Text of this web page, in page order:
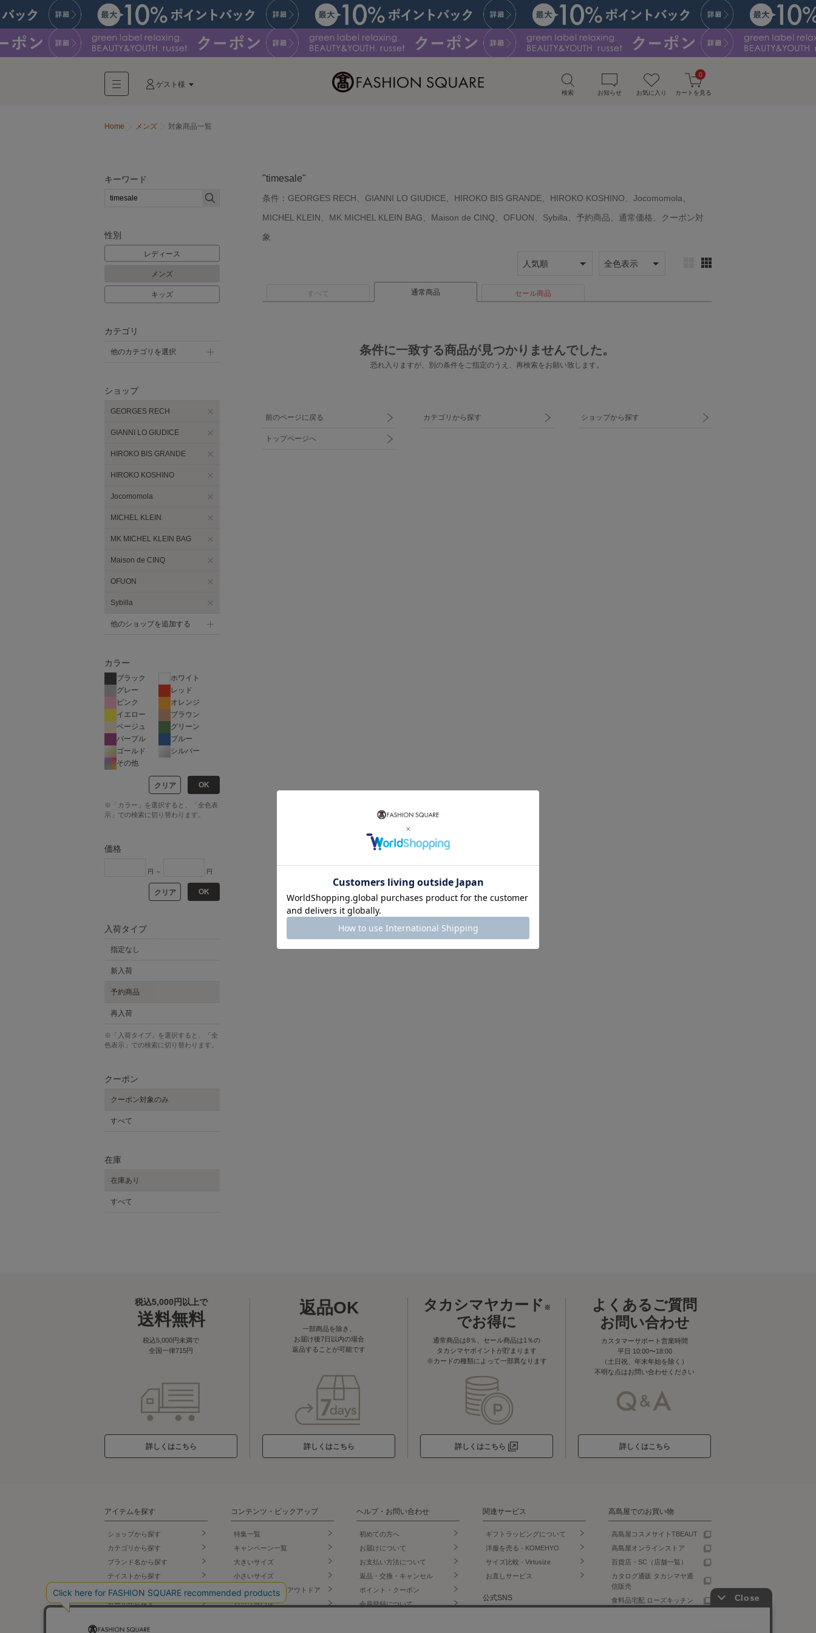
ゲスト様
検索 お知らせ お気に入り カートを見る
0
Home メンズ 対象商品一覧
"timesale"
条件： GEORGES RECH、GIANNI LO GIUDICE、HIROKO BIS GRANDE、HIROKO KOSHINO、Jocomomola、
MICHEL KLEIN、MK MICHEL KLEIN BAG、Maison de CINQ、OFUON、Sybilla、予約商品、通常価格、クーポン対
象
すべて 通常商品 セール商品
条件に一致する商品が見つかりませんでした。
恐れ入りますが、別の条件をご指定のうえ、 再検索をお願い致します。
前のページに戻る カテゴリから探す ショップから探す
トップページへ
キーワード
性別
レディース
メンズ
キッズ
カテゴリ
他のカテゴリを選択
ショップ
GEORGES RECH
GIANNI LO GIUDICE
HIROKO BIS GRANDE
HIROKO KOSHINO
Jocomomola
MICHEL KLEIN
MK MICHEL KLEIN BAG
Maison de CINQ
OFUON
Sybilla
他のショップを追加する
カラー
ブラック
ホワイト
グレー
レッド
ピンク
オレンジ
イエロー
ブラウン
ベージュ
グリーン
パープル
ブルー
ゴールド
シルバー
その他
クリア OK
※「カラー」を選択すると、「全色表
示」での検索に切り替わります。
価格
円 ～ 円
クリア OK
入荷タイプ
指定なし
新入荷
予約商品
再入荷
※「入荷タイプ」を選択すると、「全
色表示」での検索に切り替わります。
クーポン
クーポン対象のみ
すべて
在庫
在庫あり
すべて
税込5,000円以上で
送料無料
税込5,000円未満で
全国一律715円
詳しくはこちら
返品OK
一部商品を除き、
お届け後7日以内の場合
返品することが可能です
詳しくはこちら
タカシマヤカード ※
でお得に
通常商品は8％、セール商品は1％の
タカシマヤポイントが貯まります
※カードの種類によって一部異なります
詳しくはこちら
よくあるご質問
お問い合わせ
カスタマーサポート営業時間
平日 10:00〜18:00
（土日祝、年末年始を除く）
不明な点はお問い合わせください
詳しくはこちら
アイテムを探す
ショップから探す
カテゴリから探す
ブランド名から探す
テイストから探す
コーデから探す
セールから探す
コンテンツ・ピックアップ
特集一覧
キャンペーン一覧
大きいサイズ
小さいサイズ
スポーツウェア・アウトドア
バッグ専門店
ヘルプ・お問い合わせ
初めての方へ
お届けについて
お支払い方法について
返品・交換・キャンセル
ポイント・クーポン
会員登録について
関連サービス
ギフトラッピングについて
洋服を売る - KOMEHYO
サイズ比較 - Virtusize
お直しサービス
公式SNS
高島屋でのお買い物
高島屋コスメサイトTBEAUT
高島屋オンラインストア
百貨店・SC（店舗一覧）
カタログ通販 タカシマヤ通
信販売
食料品宅配 ローズキッチン